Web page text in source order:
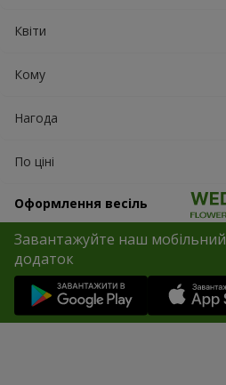
Квіти
Кому
Нагода
По ціні
Оформлення весіль
Завантажуйте наш мобільний
додаток